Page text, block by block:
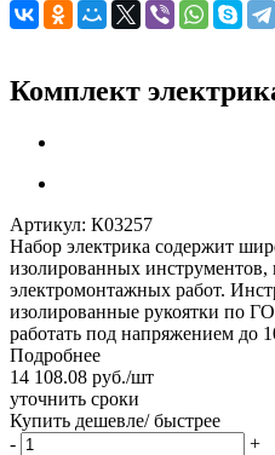
Комплект
Артикул: К03257
Набор электрика содержит
изолированных
электромонтажных работ.
изолированные рукоятки по
работать под напряжением до
Подробнее
14 108.08 руб./шт
уточнить сроки
Купить дешевле/ быстрее
-
+